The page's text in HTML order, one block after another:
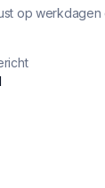
op werkdagen